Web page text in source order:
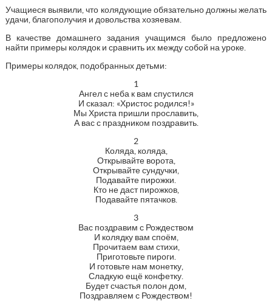
Учащиеся выявили, что колядующие обязательно должны желать
удачи, благополучия и довольства хозяевам.
В качестве домашнего задания учащимся было предложено
найти примеры колядок и сравнить их между собой на уроке.
Примеры колядок, подобранных детьми:
1
Ангел с неба к вам спустился
И сказал: «Христос родился!»
Мы Христа пришли прославить,
А вас с праздником поздравить.
2
Коляда, коляда,
Открывайте ворота,
Открывайте сундучки,
Подавайте пирожки.
Кто не даст пирожков,
Подавайте пятачков.
3
Вас поздравим с Рождеством
И колядку вам споём,
Прочитаем вам стихи,
Приготовьте пироги.
И готовьте нам монетку,
Сладкую ещё конфетку.
Будет счастья полон дом,
Поздравляем с Рождеством!